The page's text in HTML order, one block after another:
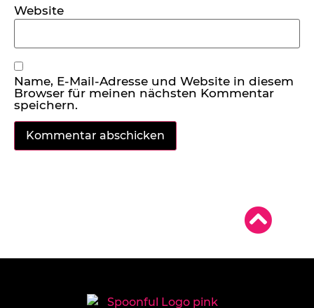
Website
Name, E-Mail-Adresse und Website in diesem
Browser für meinen nächsten Kommentar
speichern.